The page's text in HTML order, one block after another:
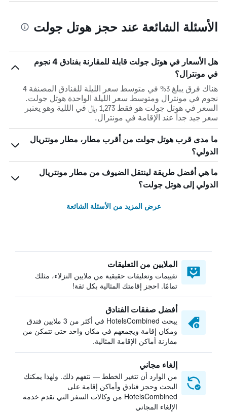
الأسئلة الشائعة عند حجز هوتل جولت
هل الأسعار في هوتل جولت قابلة للمقارنة بفنادق 4 نجوم
في مونترال؟
هناك فرق يبلغ 3% في متوسط ​​سعر الليلة للفنادق المصنفة 4
نجوم في مونترال ومتوسط ​​سعر الليلة الواحدة هوتل جولت.
السعر في هوتل جولت هو فقط 1,273 ﷼ في الللية وهو يعتبر
سعر جيد جداً عند الإقامة في مونترال.
ما مدى قرب هوتل جولت من أقرب مطار، مطار مونتريال
الدولي؟
ما هي أفضل طريقة لينتقل الضيوف من مطار مونتريال
الدولي إلى هوتل جولت؟
عرض المزيد من الأسئلة الشائعة
الملايين من التعليقات
تقييمات وتعليقات حقيقية من ملايين النزلاء، مثلك
تمامًا. احجز إقامتك المثالية بكل ثقة!
أفضل صفقات الفنادق
يبحث HotelsCombined في أكثر من 3 ملايين فندق
ومكان إقامة ويجمعهم في مكان واحد حتى تتمكن من
مقارنة أماكن الإقامة المثالية.
إلغاء مجاني
من الوارد أن تتغير الخطط — نتفهم ذلك. ولهذا يمكنك
البحث وحجز فنادق وأماكن إقامة على
HotelsCombined من وكالات السفر التي تقدم خدمة
الإلغاء المجاني